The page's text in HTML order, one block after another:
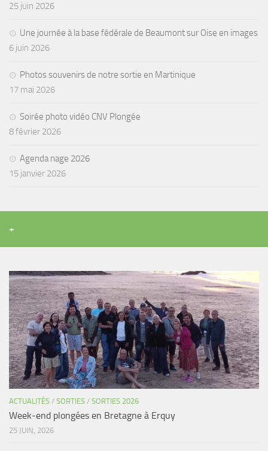
25 juin 2026
Une journée à la base fédérale de Beaumont sur Oise en images
6 juin 2026
Photos souvenirs de notre sortie en Martinique
17 mai 2026
Soirée photo vidéo CNV Plongée
8 février 2026
Agenda nage 2026
15 janvier 2026
+
ACTUALITÉS / SORTIES / SORTIES 2026
Week-end plongées en Bretagne à Erquy
25 JUIN, 2026